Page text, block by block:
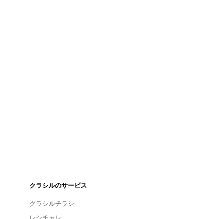
クラシルのサービス
クラシルチラシ